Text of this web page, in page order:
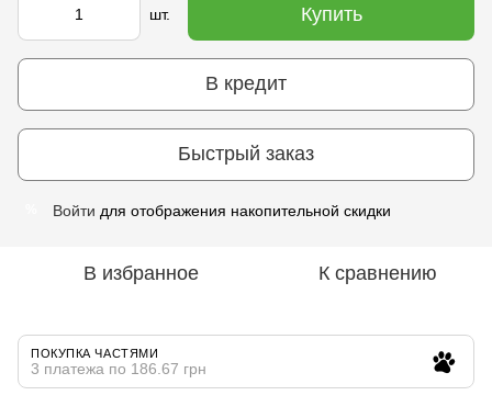
шт. Купить
В кредит
Быстрый заказ
Войти для отображения накопительной скидки
В избранное К сравнению
ПОКУПКА ЧАСТЯМИ
3 платежа по 186.67 грн